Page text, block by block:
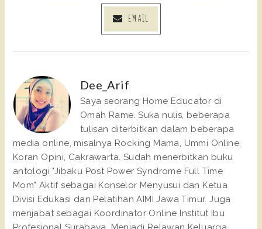
EMAIL
Dee_Arif
Saya seorang Home Educator di
Omah Rame. Suka nulis, beberapa
tulisan diterbitkan dalam beberapa
media online, misalnya Rocking Mama, Ummi Online,
Koran Opini, Cakrawarta. Sudah menerbitkan buku
antologi "Jibaku Post Power Syndrome Full Time
Mom" Aktif sebagai Konselor Menyusui dan Ketua
Divisi Edukasi dan Pelatihan AIMI Jawa Timur. Juga
menjabat sebagai Koordinator Online Institut Ibu